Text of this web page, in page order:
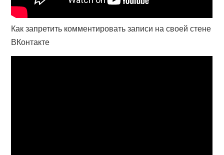
Как запретить комментировать записи на своей стене
ВКонтакте